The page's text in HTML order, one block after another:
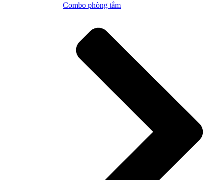
Combo phòng tắm